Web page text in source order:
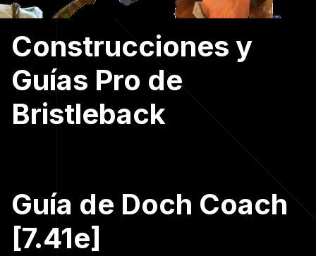
Construcciones y
Guías Pro de
Bristleback
Guía de Doch Coach
[7.41e]